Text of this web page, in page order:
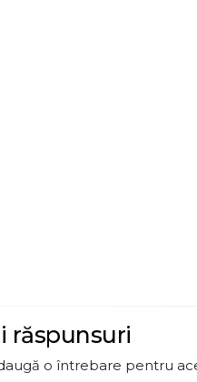
răspunsuri
o întrebare pentru